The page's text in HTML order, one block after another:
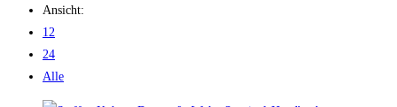
Ansicht:
12
24
Alle